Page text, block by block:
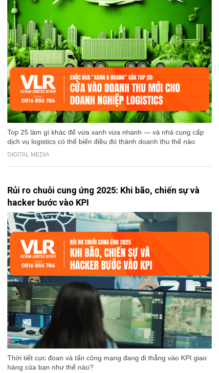
Top 25 làm gì khác để vừa xanh vừa nhanh — và nhà cung cấp
dịch vụ logistics có thể biến điều đó thành doanh thu thế nào
DIGITAL MEDIA
Rủi ro chuỗi cung ứng 2025: Khi bão, chiến sự và
hacker bước vào KPI
Thời tiết cực đoan và tấn công mạng đang đi thẳng vào KPI giao
hàng của bạn như thế nào?